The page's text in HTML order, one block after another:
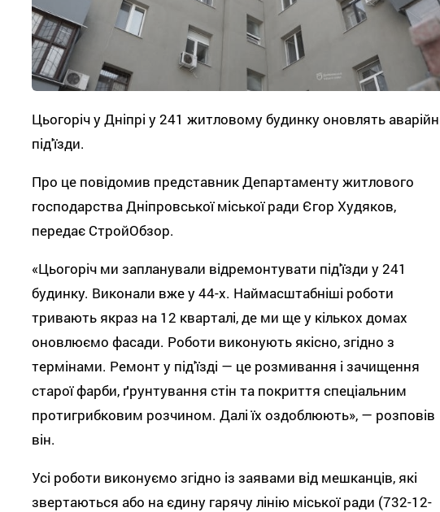
Цьогоріч у Дніпрі у 241 житловому будинку оновлять
під'їзди.
Про це повідомив представник Департаменту житлового
господарства Дніпровської міської ради Єгор Худяков,
передає СтройОбзор.
«Цьогоріч ми запланували відремонтувати під'їзди у 241
будинку. Виконали вже у 44-х. Наймасштабніші роботи
тривають якраз на 12 кварталі, де ми ще у кількох домах
оновлюємо фасади. Роботи виконують якісно, згідно з
термінами. Ремонт у під'їзді — це розмивання і зачищення
старої фарби, ґрунтування стін та покриття спеціальним
протигрибковим розчином. Далі їх оздоблюють», — розповів
він.
Усі роботи виконуємо згідно із заявами від мешканців, які
звертаються або на єдину гарячу лінію міської ради (732-12-